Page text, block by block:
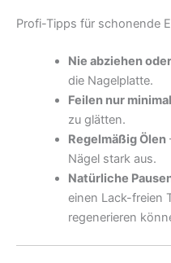
Profi-Tipps für schonende
Nie abziehen
die Nagelplatte.
Feilen nur minimal
zu glätten.
Regelmäßig Ölen
Nägel stark aus.
Natürliche
einen Lack-freien
regenerieren